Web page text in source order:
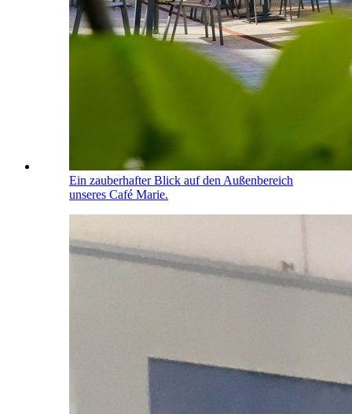
Ein zauberhafter Blick auf den Außenbereich
unseres Café Marie.